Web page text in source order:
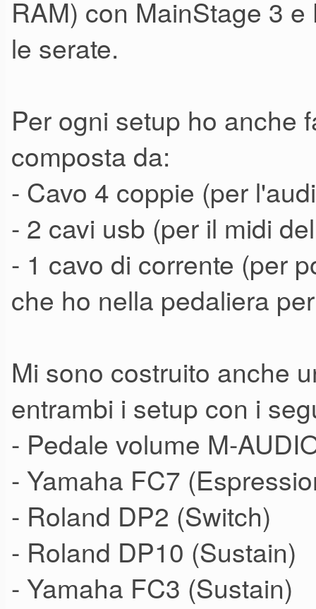
RAM) con MainStage 3
le serate.
Per ogni setup ho anche
composta da:
- Cavo 4 coppie (per
- 2 cavi usb (per il midi
- 1 cavo di corrente (per
che ho nella pedaliera
Mi sono costruito anche
entrambi i setup con i
- Pedale volume M-
- Yamaha FC7
- Roland DP2 (Switch)
- Roland DP10 (Sustain)
- Yamaha FC3 (Sustain)